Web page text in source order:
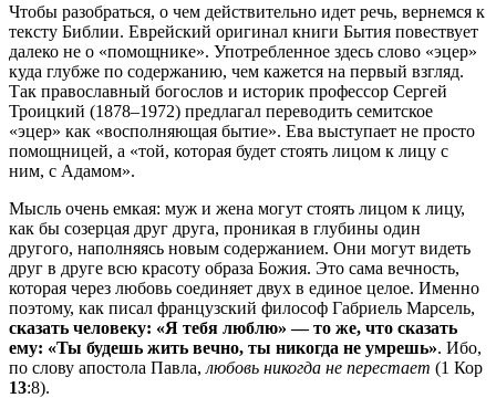
Чтобы разобраться, о чем действительно идет речь, вернемся к
тексту Библии. Еврейский оригинал книги Бытия повествует
далеко не о «помощнике». Употребленное здесь слово «эцер»
куда глубже по содержанию, чем кажется на первый взгляд.
Так православный богослов и историк профессор Сергей
Троицкий (1878–1972) предлагал переводить семитское
«эцер» как «восполняющая бытие». Ева выступает не просто
помощницей, а «той, которая будет стоять лицом к лицу с
ним, с Адамом».
Мысль очень емкая: муж и жена могут стоять лицом к лицу,
как бы созерцая друг друга, проникая в глубины один
другого, наполняясь новым содержанием. Они могут видеть
друг в друге всю красоту образа Божия. Это сама вечность,
которая через любовь соединяет двух в единое целое. Именно
поэтому, как писал французский философ Габриель Марсель,
сказать человеку: «Я тебя люблю» — то же, что сказать
ему: «Ты будешь жить вечно, ты никогда не умрешь». Ибо,
по слову апостола Павла, любовь никогда не перестает (1 Кор
13:8).